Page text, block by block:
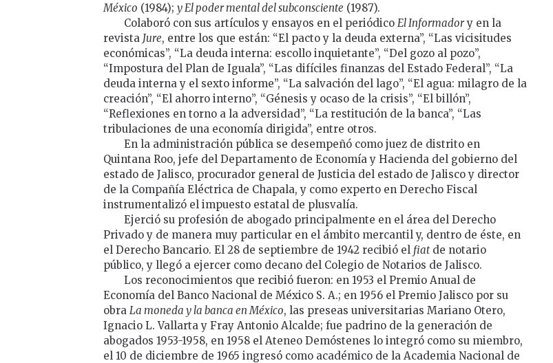
México (1984); y El poder mental del subconsciente (1987).
Colaboró con sus artículos y ensayos en el periódico El Informadory en la
revista Jure, entre los que están: “El pacto y la deuda externa”, “Las vicisitudes
económicas”, “La deuda interna: escollo inquietante”, “Del gozo al pozo”,
“Impostura del Plan de Iguala”, “Las difíciles finanzas del Estado Federal”, “La
deuda interna y el sexto informe”, “La salvación del lago”, “El agua: milagro de la
creación”, “El ahorro interno”, “Génesis y ocaso de la crisis”, “El billón”,
“Reflexiones en torno a la adversidad”, “La restitución de la banca”, “Las
tribulaciones de una economía dirigida”, entre otros.
En la administración pública se desempeñó como juez de distrito en
Quintana Roo, jefe del Departamento de Economía y Hacienda del gobierno del
estado de Jalisco, procurador general de Justicia del estado de Jalisco y director
de la Compañía Eléctrica de Chapala, y como experto en Derecho Fiscal
instrumentalizó el impuesto estatal de plusvalía.
Ejerció su profesión de abogado principalmente en el área del Derecho
Privado y de manera muy particular en el ámbito mercantil y, dentro de éste, en
el Derecho Bancario. El 28 de septiembre de 1942 recibió el fiatde notario
público, y llegó a ejercer como decano del Colegio de Notarios de Jalisco.
Los reconocimientos que recibió fueron: en 1953 el Premio Anual de
Economía del Banco Nacional de México S. A.; en 1956 el Premio Jalisco por su
obra La moneda y la banca en México, las preseas universitarias Mariano Otero,
Ignacio L. Vallarta y Fray Antonio Alcalde; fue padrino de la generación de
abogados 1953-1958, en 1958 el Ateneo Demóstenes lo integró como su miembro,
el 10 de diciembre de 1965 ingresó como académico de la Academia Nacional de